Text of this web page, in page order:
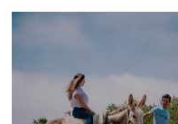
page